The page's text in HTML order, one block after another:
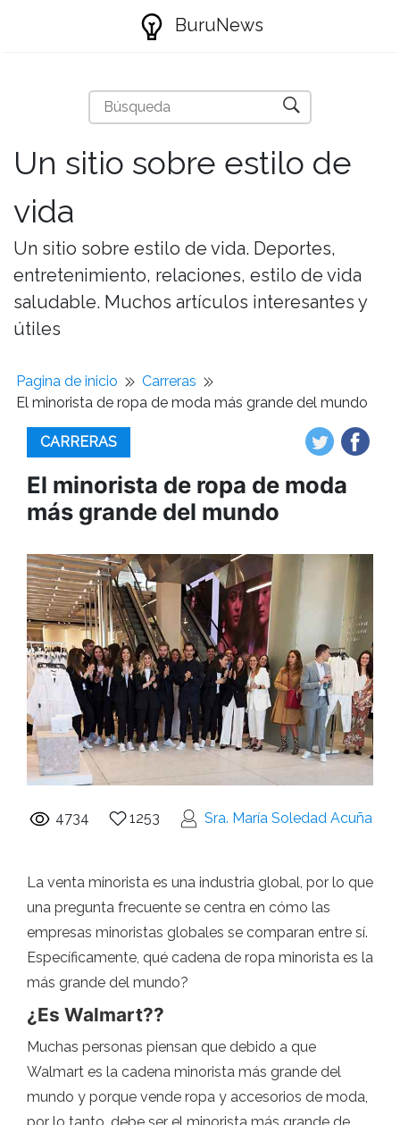
BuruNews
Un sitio sobre estilo de
vida
Un sitio sobre estilo de vida. Deportes,
entretenimiento, relaciones, estilo de vida
saludable. Muchos artículos interesantes y
útiles
Pagina de inicio
Carreras
El minorista de ropa de moda más grande del mundo
CARRERAS
El minorista de ropa de moda
más grande del mundo
4734 1253 Sra. María Soledad Acuña
La venta minorista es una industria global, por lo que
una pregunta frecuente se centra en cómo las
empresas minoristas globales se comparan entre sí.
Específicamente, qué cadena de ropa minorista es la
más grande del mundo?
¿Es Walmart??
Muchas personas piensan que debido a que
Walmart es la cadena minorista más grande del
mundo y porque vende ropa y accesorios de moda,
por lo tanto, debe ser el minorista más grande de